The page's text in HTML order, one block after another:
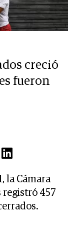
creció
fueron
la Cámara
registró 457